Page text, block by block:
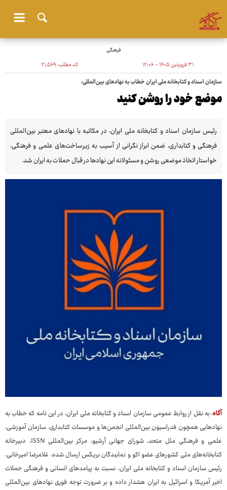
فرهنگی
۳۱ فروردین ۱۴۰۵ - ۱۲:۰۶ کد مطلب:۲۱٬۵۶۹
سازمان اسناد و کتابخانه ملی ایران خطاب به نهادهای بین‌المللی:
موضع خود را روشن کنید
رئیس سازمان اسناد و کتابخانه ملی ایران، در مکاتبه با نهادهای معتبر بین‌المللی
فرهنگی و کتابداری، ضمن ابراز نگرانی از آسیب به زیرساخت‌های علمی و فرهنگی،
خواستار اتخاذ موضعی روشن و مسئولانه این نهادها در قبال حملات به ایران شد.
آگاه: به نقل از روابط عمومی سازمان اسناد و کتابخانه ملی ایران، در این نامه که خطاب به
نهادهایی همچون فدراسیون بین‌المللی انجمن‌ها و موسسات کتابداری، سازمان آموزشی،
علمی و فرهنگی ملل متحد، شورای جهانی آرشیو، مرکز بین‌المللی ISSN، دبیرخانه
کتابخانه‌های ملی کشورهای عضو اکو و نمایندگان بریکس ارسال شده، غلامرضا امیرخانی،
رئیس سازمان اسناد و کتابخانه ملی ایران، نسبت به پیامدهای انسانی و فرهنگی حملات
اخیر آمریکا و اسرائیل به ایران هشدار داده و بر ضرورت توجه فوری نهادهای بین‌المللی